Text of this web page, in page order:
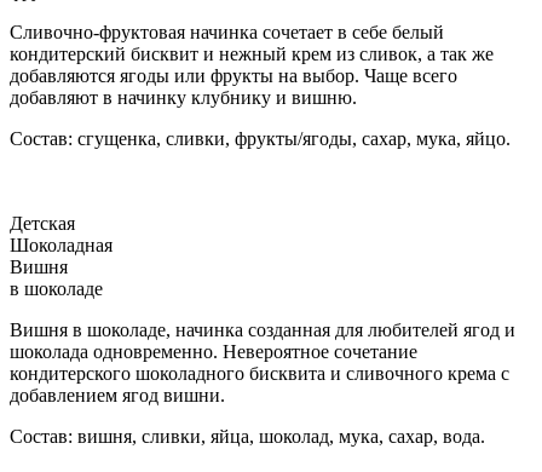
Сливочно-фруктовая начинка сочетает в себе белый
кондитерский бисквит и нежный крем из сливок, а так же
добавляются ягоды или фрукты на выбор. Чаще всего
добавляют в начинку клубнику и вишню.
Состав: сгущенка, сливки, фрукты/ягоды, сахар, мука, яйцо.
Детская
Шоколадная
Вишня
в шоколаде
Вишня в шоколаде, начинка созданная для любителей ягод и
шоколада одновременно. Невероятное сочетание
кондитерского шоколадного бисквита и сливочного крема с
добавлением ягод вишни.
Состав: вишня, сливки, яйца, шоколад, мука, сахар, вода.